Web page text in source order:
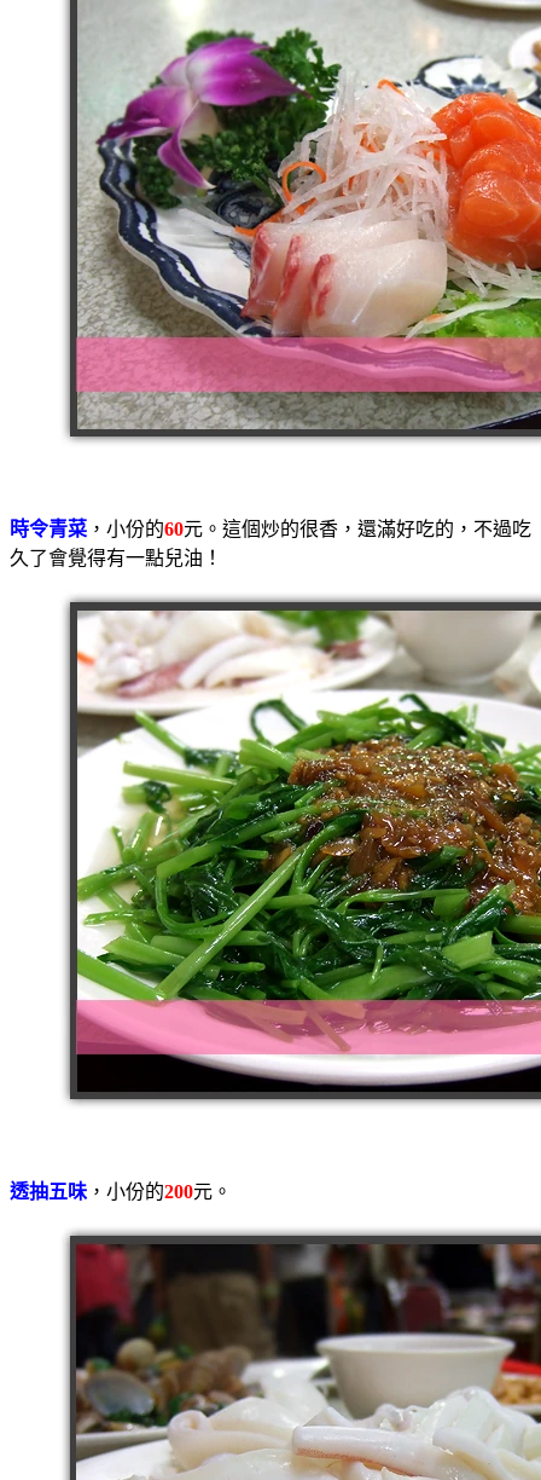
時令青菜 ，小份的60元。這個炒的很香，還滿好吃的，不過吃
久了會覺得有一點兒油！
透抽五味 ，小份的200元。